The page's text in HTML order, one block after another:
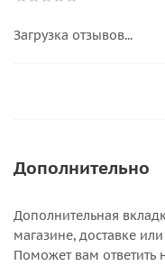
Загрузка отзывов...
Дополнительно
Дополнительная
магазине, доставке
Поможет вам ответить